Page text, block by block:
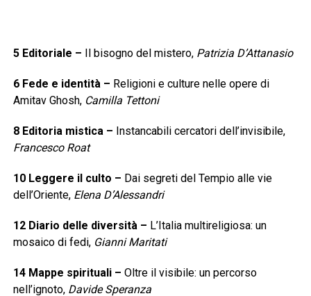
5 Editoriale – Il bisogno del mistero, Patrizia D’Attanasio
6 Fede e identità– Religioni e culture nelle opere di
Amitav Ghosh, Camilla Tettoni
8 Editoria mistica– Instancabili cercatori dell’invisibile,
Francesco Roat
10 Leggere il culto – Dai segreti del Tempio alle vie
dell’Oriente, Elena D’Alessandri
12 Diario delle diversità– L’Italia multireligiosa: un
mosaico di fedi, Gianni Maritati
14 Mappe spirituali– Oltre il visibile: un percorso
nell’ignoto, Davide Speranza